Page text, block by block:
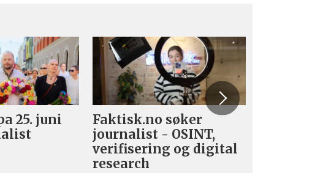
25. juni
Faktisk.no søker
journalist - OSINT,
verifisering og digital
research­